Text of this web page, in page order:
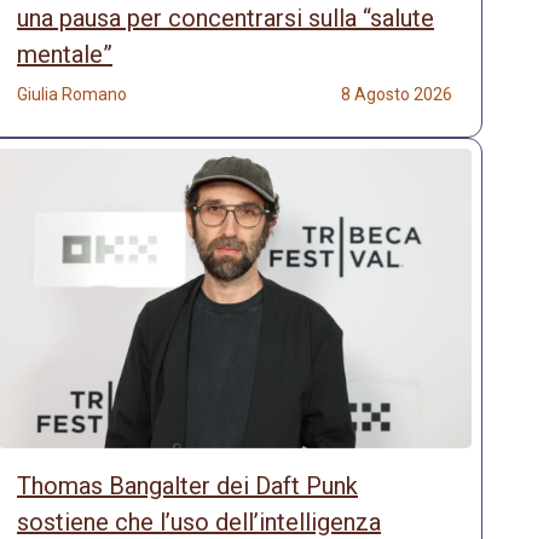
una pausa per concentrarsi sulla “salute
mentale”
Giulia Romano 8 Agosto 2026
Thomas Bangalter dei Daft Punk
sostiene che l’uso dell’intelligenza